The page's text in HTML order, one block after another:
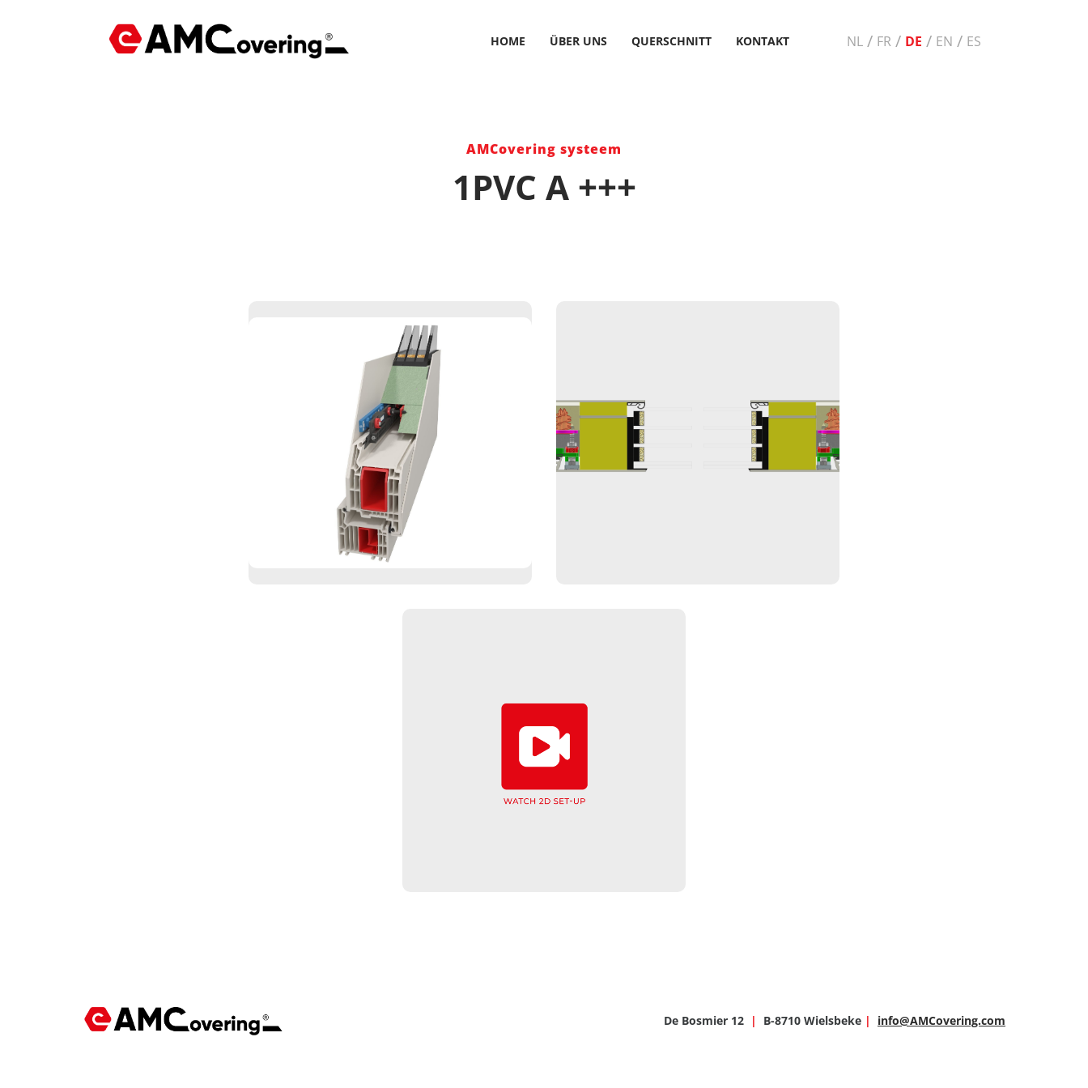
HOME ÜBER UNS QUERSCHNITT KONTAKT NL / FR / DE / EN / ES
AMCovering systeem
1PVC A +++
De Bosmier 12 | B-8710 Wielsbeke | info@AMCovering.com